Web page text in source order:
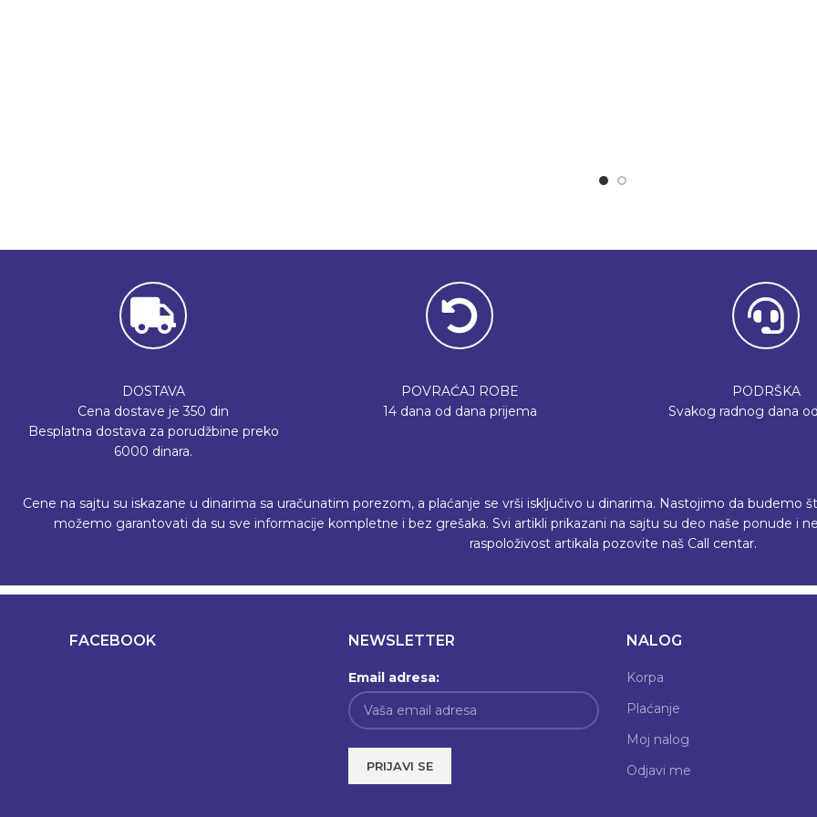
DOSTAVA
Cena dostave je 350 din
Besplatna dostava za porudžbine preko
6000 dinara.
POVRAĆAJ ROBE
14 dana od dana prijema
PODRŠKA
Svakog radnog dana
Cene na sajtu su iskazane u dinarima sa uračunatim porezom, a plaćanje se vrši isključivo u dinarima. Nastojimo da budemo
možemo garantovati da su sve informacije kompletne i bez grešaka. Svi artikli prikazani na sajtu su deo naše ponude i
raspoloživost artikala pozovite naš Call centar.
FACEBOOK NEWSLETTER
Email adresa:
NALOG
Korpa
Plaćanje
Moj nalog
Odjavi me